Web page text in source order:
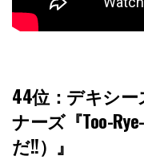
44位 ：デキシ
ナーズ『Too-
だ!!）』